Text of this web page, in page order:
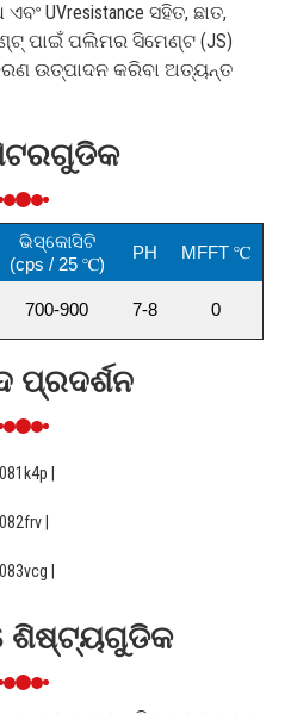
UVresistance ସହିତ, ଛାତ,
ପାଇଁ ପଲିମର ସିମେଣ୍ଟ (JS)
ଉତ୍ପାଦନ କରିବା ଅତ୍ୟନ୍ତ
ଭିସ୍କୋସିଟି
(cps / 25 ℃)
PH MFFT ℃
700-900 7-8 0
ପ୍ରଦର୍ଶନ
ଶିଷ୍ଟ୍ୟଗୁଡିକ